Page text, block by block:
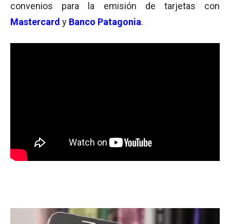
convenios para la emisión de tarjetas con
Mastercard y Banco Patagonia.